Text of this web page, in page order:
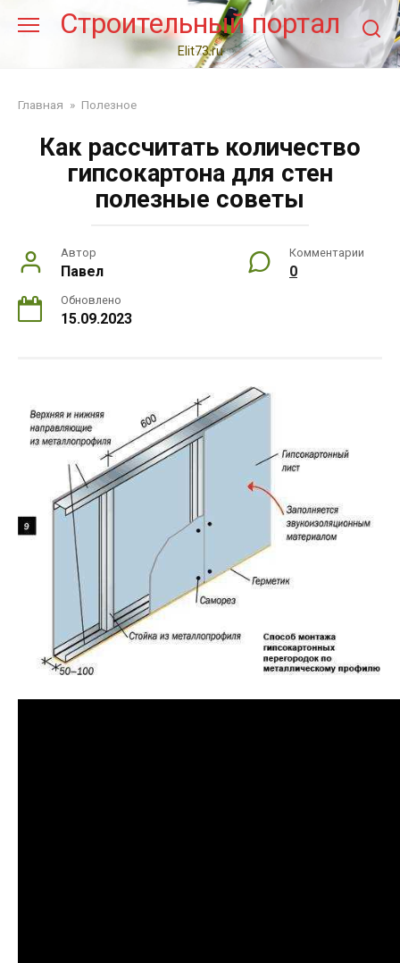
Строительный портал
Elit73.ru
Главная » Полезное
Как рассчитать количество
гипсокартона для стен
полезные советы
Автор
Павел
Комментарии
0
Обновлено
15.09.2023